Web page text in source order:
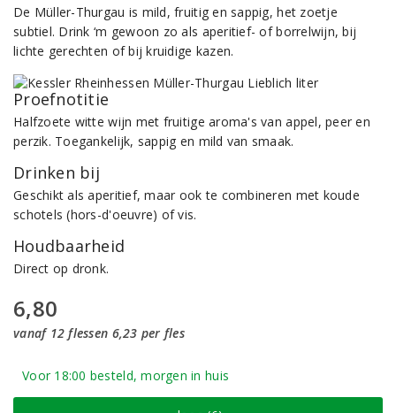
De Müller-Thurgau is mild, fruitig en sappig, het zoetje
subtiel. Drink ‘m gewoon zo als aperitief- of borrelwijn, bij
lichte gerechten of bij kruidige kazen.
Proefnotitie
Halfzoete witte wijn met fruitige aroma's van appel, peer en
perzik. Toegankelijk, sappig en mild van smaak.
Drinken bij
Geschikt als aperitief, maar ook te combineren met koude
schotels (hors-d'oeuvre) of vis.
Houdbaarheid
Direct op dronk.
6,80
vanaf 12 flessen 6,23 per fles
Voor 18:00 besteld, morgen in huis